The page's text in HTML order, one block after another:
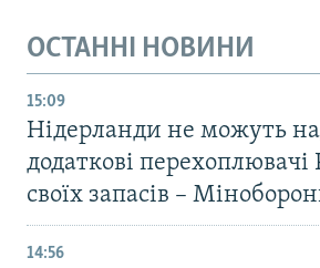
ОСТАННІ НОВИНИ
15:09
Нідерланди не можуть
додаткові перехоплювачі
своїх запасів –
14:56